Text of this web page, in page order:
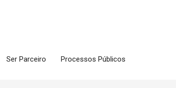
Ser Parceiro Processos Públicos